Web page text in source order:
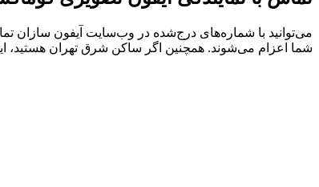
می‌توانید با شماره‌های درج‌شده در وب‌سایت آیفون سازان
شما اعزام می‌شوند. همچنین اگر ساکن شرق تهران هستید،